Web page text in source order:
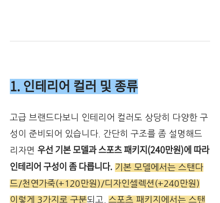
1. 인테리어 컬러 및 종류
고급 브랜드다보니 인테리어 컬러도 상당히 다양한 구
성이 준비되어 있습니다. 간단히 구조를 좀 설명해드
리자면 우선 기본 모델과 스포츠 패키지(240만원)에 따라
인테리어 구성이 좀 다릅니다. 기본 모델에서는 스탠다
드/천연가죽(+120만원)/디자인셀렉션(+240만원)
이렇게 3가지로 구분되고, 스포츠 패키지에서는 스탠